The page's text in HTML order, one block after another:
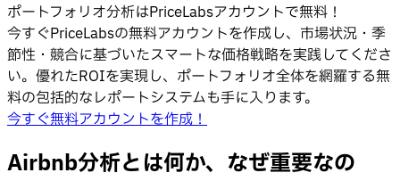
ポートフォリオ分析はPriceLabsアカウントで無料！
今すぐPriceLabsの無料アカウントを作成し、市場状況・季
節性・競合に基づいたスマートな価格戦略を実践してくださ
い。優れたROIを実現し、ポートフォリオ全体を網羅する無
料の包括的なレポートシステムも手に入ります。
今すぐ無料アカウントを作成！
Airbnb分析とは何か、なぜ重要なの